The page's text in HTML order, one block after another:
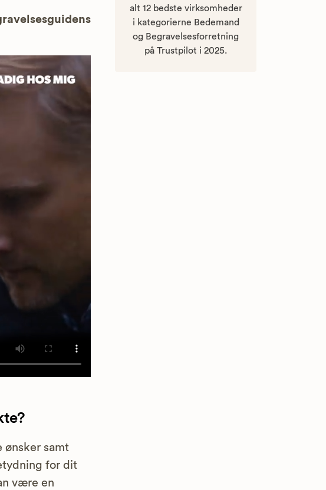
ønsker samt
for dit
være en
alt 12 bedste virksomheder
i kategorierne Bedemand
og Begravelsesforretning
på Trustpilot i 2025.